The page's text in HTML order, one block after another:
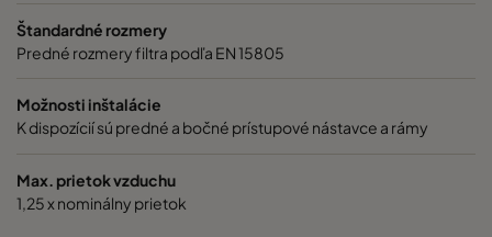
Štandardné rozmery
Predné rozmery filtra podľa EN 15805
Možnosti inštalácie
K dispozícií sú predné a bočné prístupové nástavce a rámy
Max. prietok vzduchu
1,25 x nominálny prietok